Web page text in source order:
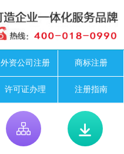
外资公司注册 商标注册
许可证办理 注册指南
 